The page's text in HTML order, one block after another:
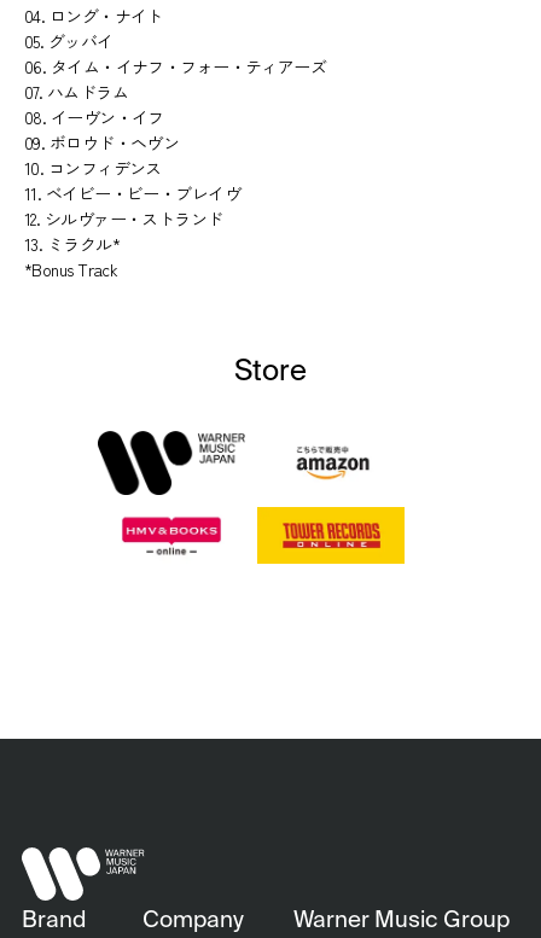
04. ロング・ナイト
05. グッバイ
06. タイム・イナフ・フォー・ティアーズ
07. ハムドラム
08. イーヴン・イフ
09. ボロウド・ヘヴン
10. コンフィデンス
11. ベイビー・ビー・ブレイヴ
12. シルヴァー・ストランド
13. ミラクル*
*Bonus Track
Store
Brand Company Warner Music Group